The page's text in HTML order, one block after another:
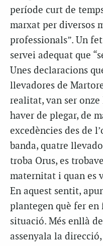
període curt de
marxat per diversos
professionals”. Un
servei adequat que
Unes declaracions
llevadores de
realitat, van ser
haver de plegar, de
excedències des de
banda, quatre
troba Orus, es
maternitat i quan es
En aquest sentit,
plantegen què fer
situació. Més enllà
assenyala la